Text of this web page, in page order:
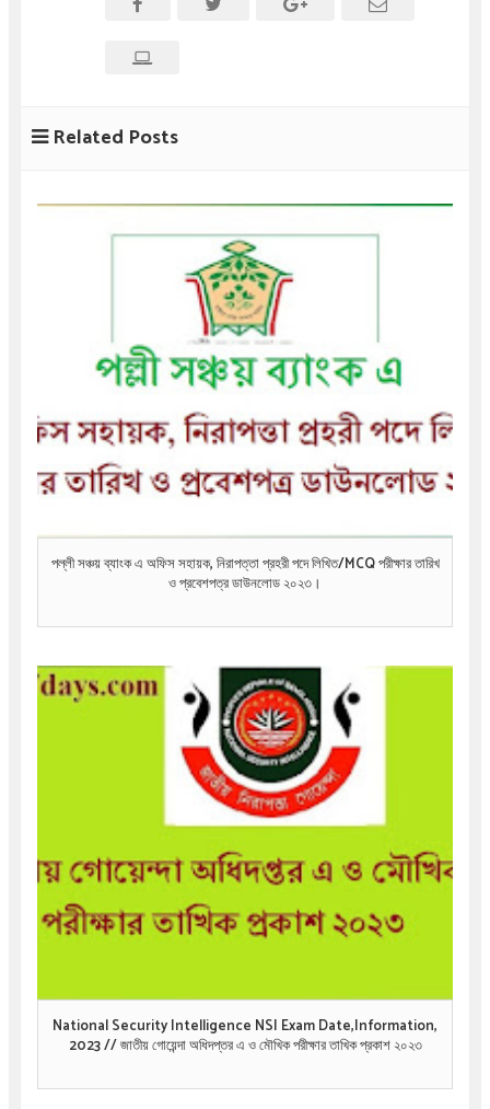
Related Posts
পল্লী সঞ্চয় ব্যাংক এ অফিস সহায়ক, নিরাপত্তা প্রহরী পদে লিখিত/MCQ পরীক্ষার তারিখ
ও প্রবেশপত্র ডাউনলোড ২০২৩।
National Security Intelligence NSI Exam Date,Information,
2023 // জাতীয় গোয়েন্দা অধিদপ্তর এ ও মৌখিক পরীক্ষার তাখিক প্রকাশ ২০২৩